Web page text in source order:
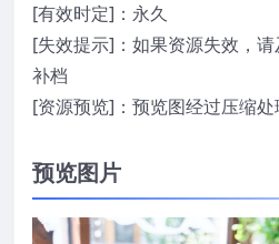
[有效时定]：永久
[失效提示]：如果资源失效，
补档
[资源预览]：预览图经过压缩处
预览图片